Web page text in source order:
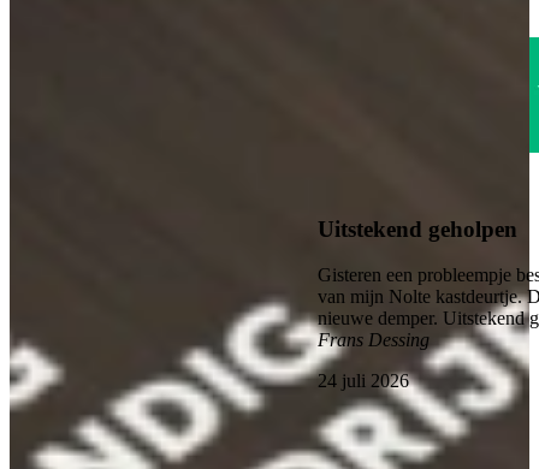
Uitstekend geholpen
Gisteren een probleempje
van mijn Nolte kastdeurtje.
nieuwe demper. Uitstekend
Frans Dessing
24 juli 2026